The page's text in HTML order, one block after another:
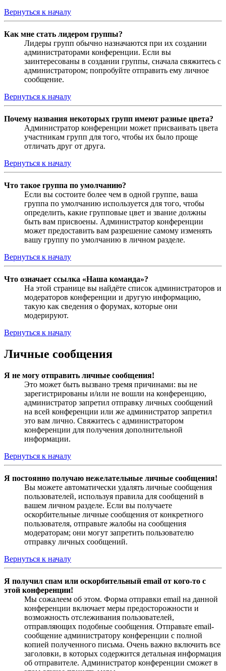
Вернуться к началу
Как мне стать лидером группы?
Лидеры групп обычно назначаются при их создании
администраторами конференции. Если вы
заинтересованы в создании группы, сначала свяжитесь с
администратором; попробуйте отправить ему личное
сообщение.
Вернуться к началу
Почему названия некоторых групп имеют разные цвета?
Администратор конференции может присваивать цвета
участникам групп для того, чтобы их было проще
отличать друг от друга.
Вернуться к началу
Что такое группа по умолчанию?
Если вы состоите более чем в одной группе, ваша
группа по умолчанию используется для того, чтобы
определить, какие групповые цвет и звание должны
быть вам присвоены. Администратор конференции
может предоставить вам разрешение самому изменять
вашу группу по умолчанию в личном разделе.
Вернуться к началу
Что означает ссылка «Наша команда»?
На этой странице вы найдёте список администраторов и
модераторов конференции и другую информацию,
такую как сведения о форумах, которые они
модерируют.
Вернуться к началу
Личные сообщения
Я не могу отправить личные сообщения!
Это может быть вызвано тремя причинами: вы не
зарегистрированы и/или не вошли на конференцию,
администратор запретил отправку личных сообщений
на всей конференции или же администратор запретил
это вам лично. Свяжитесь с администратором
конференции для получения дополнительной
информации.
Вернуться к началу
Я постоянно получаю нежелательные личные сообщения!
Вы можете автоматически удалять личные сообщения
пользователей, используя правила для сообщений в
вашем личном разделе. Если вы получаете
оскорбительные личные сообщения от конкретного
пользователя, отправьте жалобы на сообщения
модераторам; они могут запретить пользователю
отправку личных сообщений.
Вернуться к началу
Я получил спам или оскорбительный email от кого-то с
этой конференции!
Мы сожалеем об этом. Форма отправки email на данной
конференции включает меры предосторожности и
возможность отслеживания пользователей,
отправляющих подобные сообщения. Отправьте email-
сообщение администратору конференции с полной
копией полученного письма. Очень важно включить все
заголовки, в которых содержится детальная информация
об отправителе. Администратор конференции сможет в